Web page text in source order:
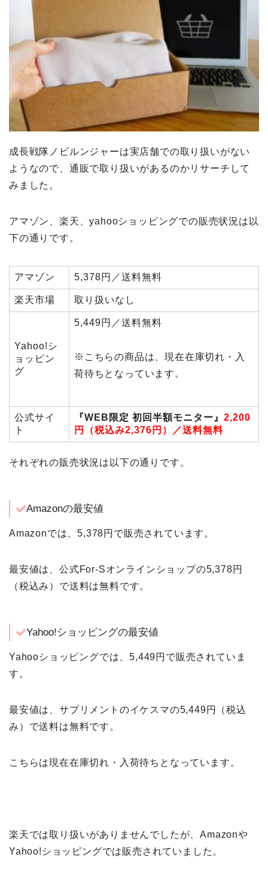
成長戦隊ノビルンジャーは実店舗での取り扱いがない
ようなので、通販で取り扱いがあるのかリサーチして
みました。
アマゾン、楽天、yahooショッピングでの販売状況は以
下の通りです。
アマゾン 5,378円／送料無料
楽天市場 取り扱いなし
Yahoo!シ
ョッピン
グ
5,449円／送料無料
※こちらの商品は、現在在庫切れ・入
荷待ちとなっています。
公式サイ
ト
『WEB限定 初回半額モニター』 2,200
円（税込み2,376円）／送料無料
それぞれの販売状況は以下の通りです。
Amazonの最安値
Amazonでは、5,378円で販売されています。
最安値は、公式For-Sオンラインショップの5,378円
（税込み）で送料は無料です。
Yahoo!ショッピングの最安値
Yahooショッピングでは、5,449円で販売されていま
す。
最安値は、サプリメントのイケスマの5,449円（税込
み）で送料は無料です。
こちらは現在在庫切れ・入荷待ちとなっています。
楽天では取り扱いがありませんでしたが、Amazonや
Yahoo!ショッピングでは販売されていました。